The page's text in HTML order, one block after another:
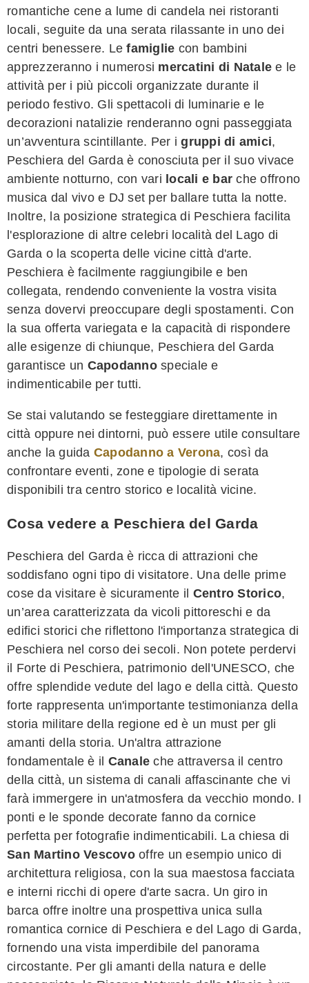
romantiche cene a lume di candela nei ristoranti
locali, seguite da una serata rilassante in uno dei
centri benessere. Lefamiglie con bambini
apprezzeranno i numerosi mercatini di Natale e le
attività per i più piccoli organizzate durante il
periodo festivo. Gli spettacoli di luminarie e le
decorazioni natalizie renderanno ogni passeggiata
un’avventura scintillante. Per igruppi di amici,
Peschiera del Garda è conosciuta per il suo vivace
ambiente notturno, con vari locali e bar che offrono
musica dal vivo e DJ set per ballare tutta la notte.
Inoltre, la posizione strategica di Peschiera facilita
l'esplorazione di altre celebri località del Lago di
Garda o la scoperta delle vicine città d'arte.
Peschiera è facilmente raggiungibile e ben
collegata, rendendo conveniente la vostra visita
senza dovervi preoccupare degli spostamenti. Con
la sua offerta variegata e la capacità di rispondere
alle esigenze di chiunque, Peschiera del Garda
garantisce un Capodannospeciale e
indimenticabile per tutti.
Se stai valutando se festeggiare direttamente in
città oppure nei dintorni, può essere utile consultare
anche la guida Capodanno a Verona, così da
confrontare eventi, zone e tipologie di serata
disponibili tra centro storico e località vicine.
Cosa vedere a Peschiera del Garda
Peschiera del Garda è ricca di attrazioni che
soddisfano ogni tipo di visitatore. Una delle prime
cose da visitare è sicuramente il Centro Storico,
un’area caratterizzata da vicoli pittoreschi e da
edifici storici che riflettono l'importanza strategica di
Peschiera nel corso dei secoli. Non potete perdervi
il Forte di Peschiera, patrimonio dell'UNESCO, che
offre splendide vedute del lago e della città. Questo
forte rappresenta un'importante testimonianza della
storia militare della regione ed è un must per gli
amanti della storia. Un'altra attrazione
fondamentale è il Canale che attraversa il centro
della città, un sistema di canali affascinante che vi
farà immergere in un'atmosfera da vecchio mondo. I
ponti e le sponde decorate fanno da cornice
perfetta per fotografie indimenticabili. La chiesa di
San Martino Vescovooffre un esempio unico di
architettura religiosa, con la sua maestosa facciata
e interni ricchi di opere d'arte sacra. Un giro in
barca offre inoltre una prospettiva unica sulla
romantica cornice di Peschiera e del Lago di Garda,
fornendo una vista imperdibile del panorama
circostante. Per gli amanti della natura e delle